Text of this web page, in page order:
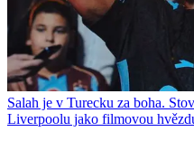
Salah je v Turecku za boha.
Liverpoolu jako filmovou